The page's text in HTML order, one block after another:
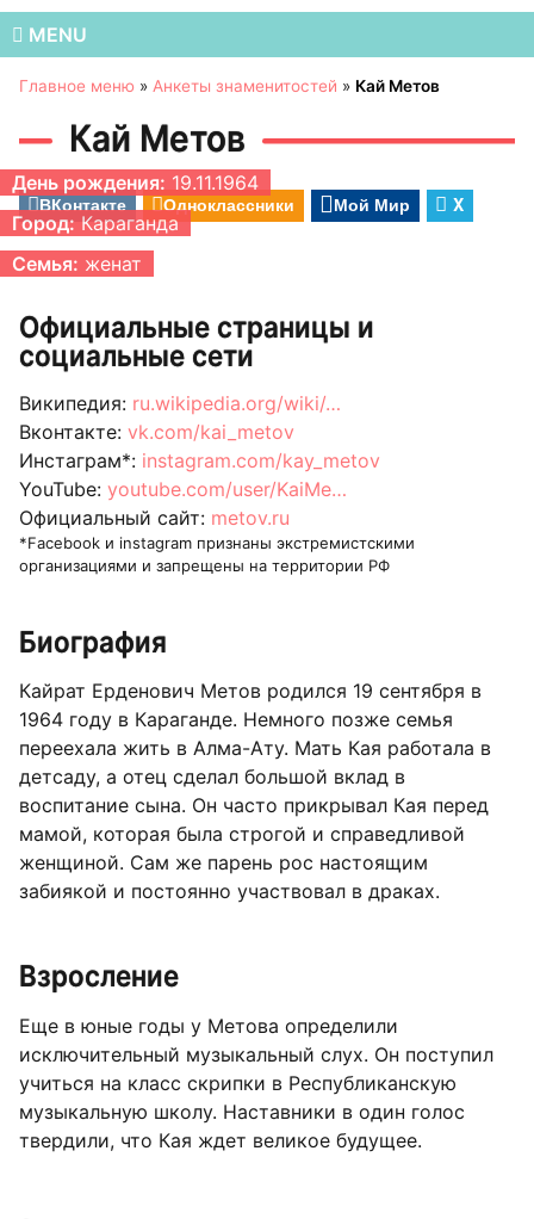
MENU
Главное меню » Анкеты знаменитостей » Кай Метов
Кай Метов
ВКонтакте Одноклассники Мой Мир X
День рождения: 19.11.1964
Город: Караганда
Семья: женат
Официальные страницы и
социальные сети
Википедия: ru.wikipedia.org/wiki/…
Вконтакте: vk.com/kai_metov
Инстаграм*: instagram.com/kay_metov
YouTube: youtube.com/user/KaiMe…
Официальный сайт: metov.ru
*Facebook и instagram признаны экстремистскими
организациями и запрещены на территории РФ
Биография
Кайрат Ерденович Метов родился 19 сентября в
1964 году в Караганде. Немного позже семья
переехала жить в Алма-Ату. Мать Кая работала в
детсаду, а отец сделал большой вклад в
воспитание сына. Он часто прикрывал Кая перед
мамой, которая была строгой и справедливой
женщиной. Сам же парень рос настоящим
забиякой и постоянно участвовал в драках.
Взросление
Еще в юные годы у Метова определили
исключительный музыкальный слух. Он поступил
учиться на класс скрипки в Республиканскую
музыкальную школу. Наставники в один голос
твердили, что Кая ждет великое будущее.